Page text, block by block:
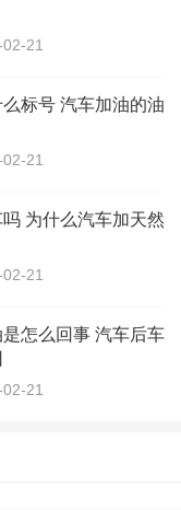
司，这样就可以
。
、购车发票，投
。
选一），没有原
求为主。
21
标号 汽车加油的油
21
为什么汽车加天然
21
怎么回事 汽车后车
21